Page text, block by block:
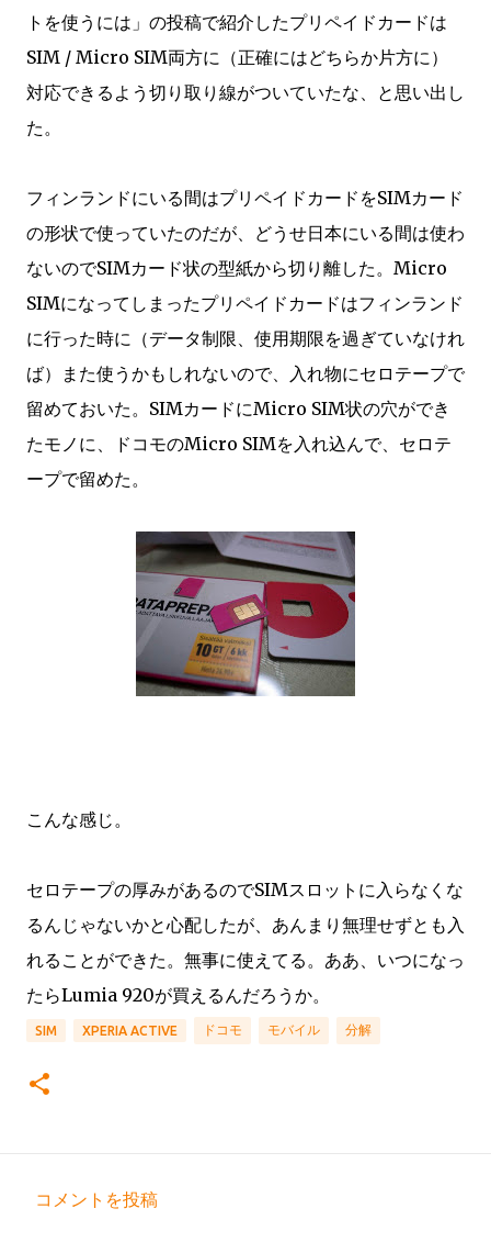
トを使うには」の投稿で紹介したプリペイドカードは
SIM / Micro SIM両方に（正確にはどちらか片方に）
対応できるよう切り取り線がついていたな、と思い出し
た。
フィンランドにいる間はプリペイドカードをSIMカード
の形状で使っていたのだが、どうせ日本にいる間は使わ
ないのでSIMカード状の型紙から切り離した。Micro
SIMになってしまったプリペイドカードはフィンランド
に行った時に（データ制限、使用期限を過ぎていなけれ
ば）また使うかもしれないので、入れ物にセロテープで
留めておいた。SIMカードにMicro SIM状の穴ができ
たモノに、ドコモのMicro SIMを入れ込んで、セロテ
ープで留めた。
こんな感じ。
セロテープの厚みがあるのでSIMスロットに入らなくな
るんじゃないかと心配したが、あんまり無理せずとも入
れることができた。無事に使えてる。ああ、いつになっ
たらLumia 920が買えるんだろうか。
SIM XPERIA ACTIVE ドコモ モバイル 分解
コメントを投稿